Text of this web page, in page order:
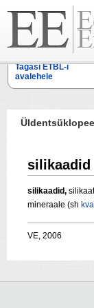
Tagasi ETBL-i
avalehele
silikaadid
silikaadid,
mineraale (sh
VE, 2006